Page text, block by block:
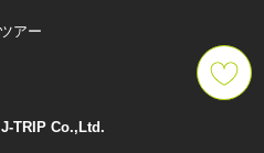
アー
TRIP Co.,Ltd.